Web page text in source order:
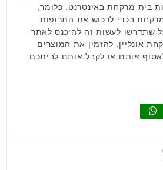
בית מרקחת באינטרנט. כלומר,
בכדי לרכוש את התרופות
שתדרשו לעשות זה להיכנס לאתר
אונליין, להזמין את המוצרים
אותם או לקבל אותם לביתכם